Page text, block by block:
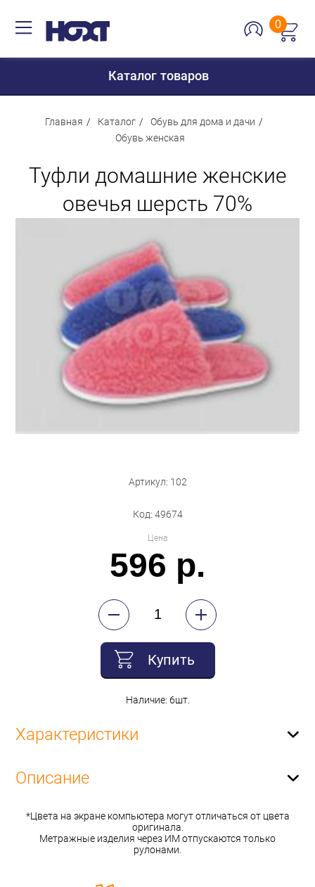
0
Каталог товаров
Для кухни
Сантехника
Строительство и ремонт
Бытовая техника
Обувь для дома и дачи
Главная Каталог
Обувь для дома и дачи
Обувь женская
Туфли домашние женские
овечья шерсть 70%
Артикул: 102
Код: 49674
Цена
596 р.
Купить
Наличие: 6шт.
Характеристики
Описание
*Цвета на экране компьютера могут отличаться от цвета
оригинала.
Метражные изделия через ИМ отпускаются только
рулонами.